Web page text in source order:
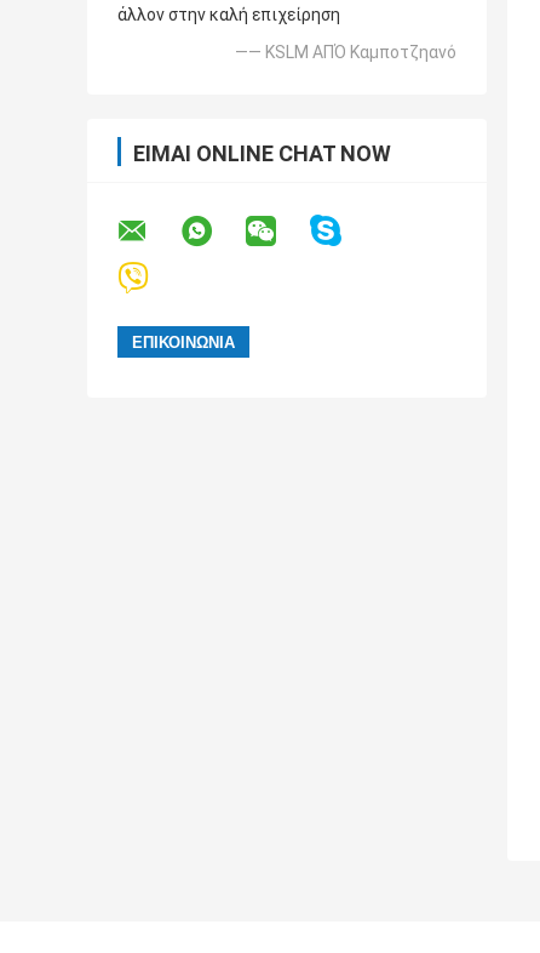
άλλον στην καλή επιχείρηση
—— KSLM ΑΠΌ Καμποτζηανό
ΕΊΜΑΙ ONLINE CHAT NOW